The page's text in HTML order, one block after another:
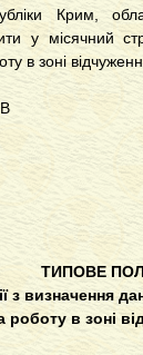
Крим,
у місячний
в зоні
ТИПОВЕ
з визначення
роботу в зоні